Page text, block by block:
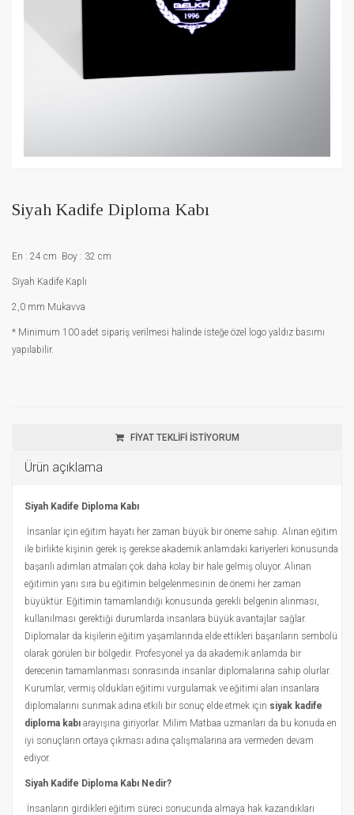
Siyah Kadife Diploma Kabı
En : 24 cm Boy : 32 cm
Siyah Kadife Kaplı
2,0 mm Mukavva
* Minimum 100 adet sipariş verilmesi halinde isteğe özel logo yaldız basımı
yapılabilir.
FİYAT TEKLİFİ İSTİYORUM
Ürün açıklama
Siyah Kadife Diploma Kabı
İnsanlar için eğitim hayatı her zaman büyük bir öneme sahip. Alınan eğitim
ile birlikte kişinin gerek iş gerekse akademik anlamdaki kariyerleri konusunda
başarılı adımları atmaları çok daha kolay bir hale gelmiş oluyor. Alınan
eğitimin yanı sıra bu eğitimin belgelenmesinin de önemi her zaman
büyüktür. Eğitimin tamamlandığı konusunda gerekli belgenin alınması,
kullanılması gerektiği durumlarda insanlara büyük avantajlar sağlar.
Diplomalar da kişilerin eğitim yaşamlarında elde ettikleri başarıların sembolü
olarak görülen bir bölgedir. Profesyonel ya da akademik anlamda bir
derecenin tamamlanması sonrasında insanlar diplomalarına sahip olurlar.
Kurumlar, vermiş oldukları eğitimi vurgulamak ve eğitimi alan insanlara
diplomalarını sunmak adına etkili bir sonuç elde etmek için siyak kadife
diploma kabı arayışına giriyorlar. Milim Matbaa uzmanları da bu konuda en
iyi sonuçların ortaya çıkması adına çalışmalarına ara vermeden devam
ediyor.
Siyah Kadife Diploma Kabı Nedir?
İnsanların girdikleri eğitim süreci sonucunda almaya hak kazandıkları